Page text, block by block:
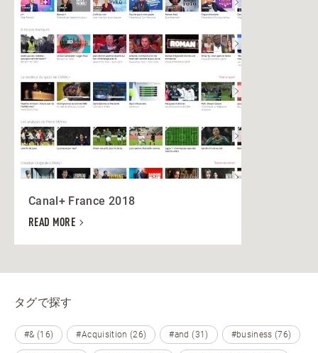
Canal+ France 2018
READ MORE
タグで探す
#& (16) #Acquisition (26) #and (31) #business (76)